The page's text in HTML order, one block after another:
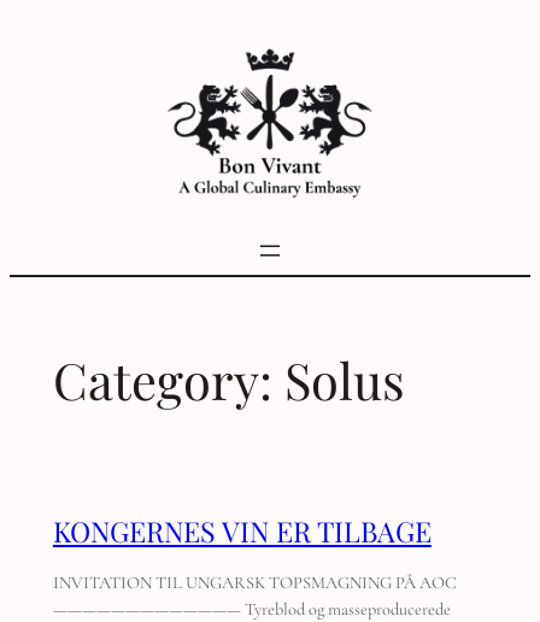
Category: Solus
KONGERNES VIN ER TILBAGE
INVITATION TIL UNGARSK TOPSMAGNING PÅ AOC
————————————— Tyreblod og masseproducerede